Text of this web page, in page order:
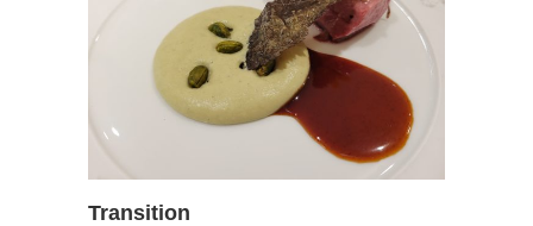
Transition